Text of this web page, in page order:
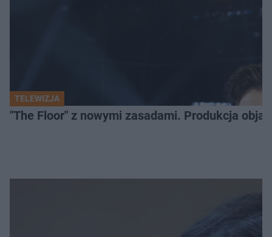
TELEWIZJA
"The Floor" z nowymi zasadami. Produkcja